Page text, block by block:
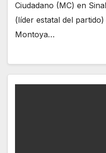
Ciudadano (MC) en
(líder estatal del
Montoya…